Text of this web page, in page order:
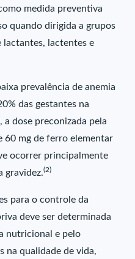
medida preventiva
quando dirigida a grupos
lactantes, lactentes e
prevalência de anemia
das gestantes na
a dose preconizada pela
60 mg de ferro elementar
ocorrer principalmente
gravidez.(2)
para o controle da
deve ser determinada
nutricional e pelo
na qualidade de vida,